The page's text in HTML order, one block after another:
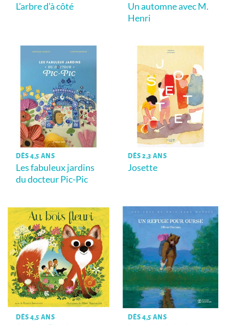
L’arbre d’à côté
Un automne avec M.
Henri
DÈS 4,5 ANS
Les fabuleux jardins
du docteur Pic-Pic
DÈS 2,3 ANS
Josette
DÈS 4,5 ANS DÈS 4,5 ANS